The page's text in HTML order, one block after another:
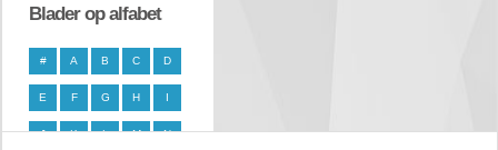
Blader op alfabet
# A B C D
E F G H I
J K L M N